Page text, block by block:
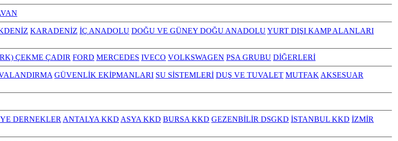
KARADENİZ İÇ ANADOLU DOĞU VE GÜNEY DOĞU ANADOLUYURT DIŞI KAMP ALANLARI
ÇEKME ÇADIR FORD MERCEDES IVECO VOLKSWAGEN PSA GRUBU DİĞERLERİ
GÜVENLİK EKİPMANLARI SU SİSTEMLERİ DUŞ VE TUVALET MUTFAK AKSESUAR
DERNEKLER ANTALYA KKD ASYA KKD BURSA KKD GEZENBİLİR DSGKD İSTANBUL KKD İZMİR